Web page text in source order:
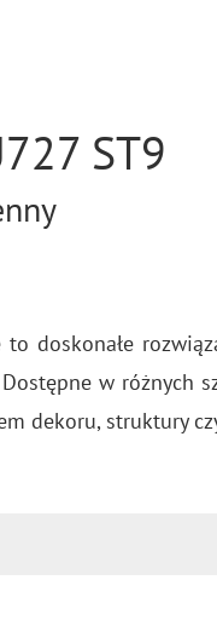
ST9
to do­sko­na­łe
Do­stęp­ne w róż­nych
de­ko­ru, struk­tu­ry